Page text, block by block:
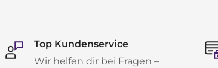
Top Kundenservice
Wir helfen dir bei Fragen –